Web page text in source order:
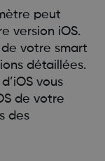
peut
version iOS.
votre smart
détaillées.
vous
de votre
des